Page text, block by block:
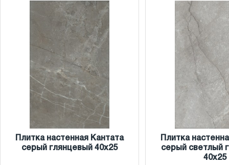
Плитка настенная Кантата
серый глянцевый 40x25
Плитка
серый светлый
40x25